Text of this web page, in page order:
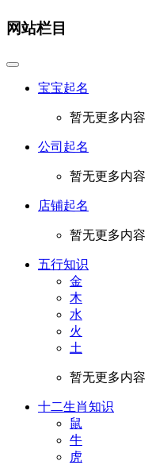
网站栏目
宝宝起名
暂无更多内容
公司起名
暂无更多内容
店铺起名
暂无更多内容
五行知识
金
木
水
火
土
暂无更多内容
十二生肖知识
鼠
牛
虎